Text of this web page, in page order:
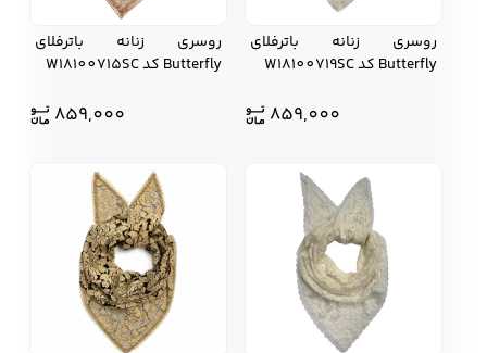
لباس زیر و راحتی
مردانه
لباس زیر مردانه لباس راحتی مردانه
روسری زنانه باترفلای
Butterfly کد W18100719SC
859,000
روسری زنانه باترفلای
Butterfly کد W18100715SC
859,000